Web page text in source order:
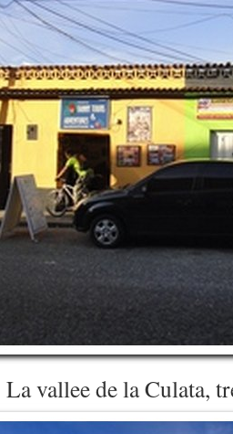
La vallee de la Culata,